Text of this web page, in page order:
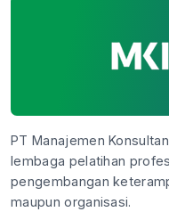
PT Manajemen
lembaga pelatihan
pengembangan
maupun organisasi.